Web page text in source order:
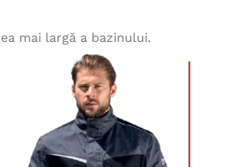
mai largă a bazinului.